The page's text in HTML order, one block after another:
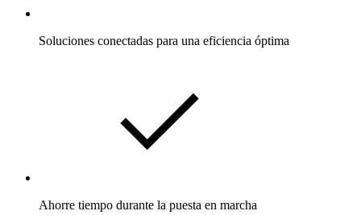
Soluciones conectadas para una eficiencia óptima
Ahorre tiempo durante la puesta en marcha